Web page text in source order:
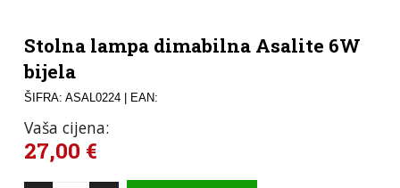
Stolna lampa dimabilna Asalite 6W
bijela
ŠIFRA: ASAL0224| EAN:
Vaša cijena:
27,00 €